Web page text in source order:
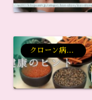
クローン病あるある雑談